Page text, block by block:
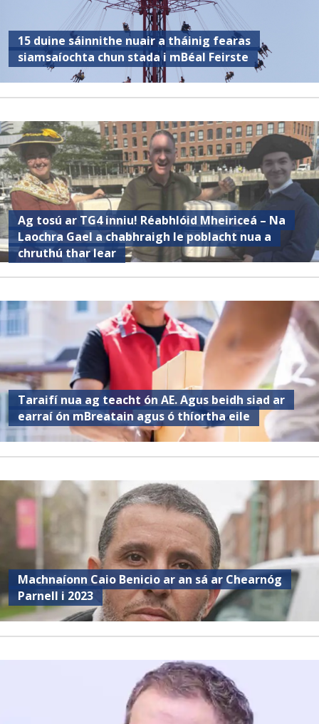
15 duine sáinnithe nuair a tháinig fearas
siamsaíochta chun stada i mBéal Feirste
Ag tosú ar TG4 inniu! Réabhlóid Mheiriceá – Na
Laochra Gael a chabhraigh le poblacht nua a
chruthú thar lear
Taraifí nua ag teacht ón AE. Agus beidh siad ar
earraí ón mBreatain agus ó thíortha eile
Machnaíonn Caio Benicio ar an sá ar Chearnóg
Parnell i 2023